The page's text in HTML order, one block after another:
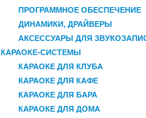
ПРОГРАММНОЕ ОБЕСПЕЧЕНИЕ
ДИНАМИКИ, ДРАЙВЕРЫ
АКСЕССУАРЫ ДЛЯ
КАРАОКЕ-СИСТЕМЫ
КАРАОКЕ ДЛЯ КЛУБА
КАРАОКЕ ДЛЯ КАФЕ
КАРАОКЕ ДЛЯ БАРА
КАРАОКЕ ДЛЯ ДОМА